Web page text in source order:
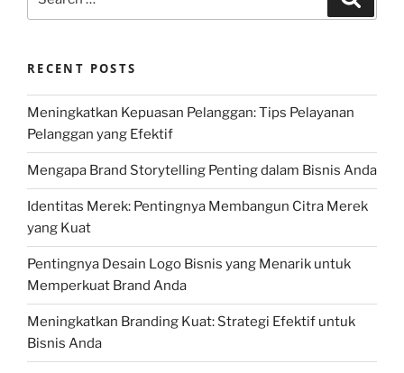
for:
RECENT POSTS
Meningkatkan Kepuasan Pelanggan: Tips Pelayanan
Pelanggan yang Efektif
Mengapa Brand Storytelling Penting dalam Bisnis Anda
Identitas Merek: Pentingnya Membangun Citra Merek
yang Kuat
Pentingnya Desain Logo Bisnis yang Menarik untuk
Memperkuat Brand Anda
Meningkatkan Branding Kuat: Strategi Efektif untuk
Bisnis Anda